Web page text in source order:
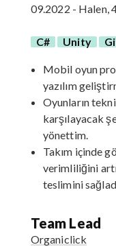
09.2022 - Halen,
C# Unity
Mobil oyun
yazılım
Oyunların
karşılayacak
yönettim.
Takım içinde
verimliliğini
teslimini
Team Lead
Organiclick